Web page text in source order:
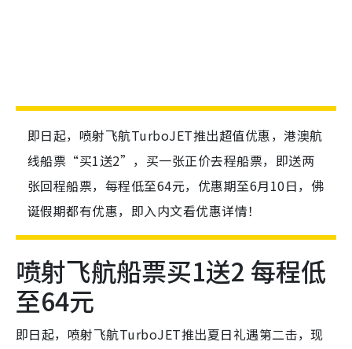
即日起，喷射飞航TurboJET推出超值优惠，港澳航
线船票“买1送2”，买一张正价去程船票，即送两
张回程船票，每程低至64元，优惠期至6月10日，佛
诞假期都有优惠，即入内文看优惠详情！
喷射飞航船票买1送2 每程低
至64元
即日起，喷射飞航TurboJET推出夏日礼遇第二击，现